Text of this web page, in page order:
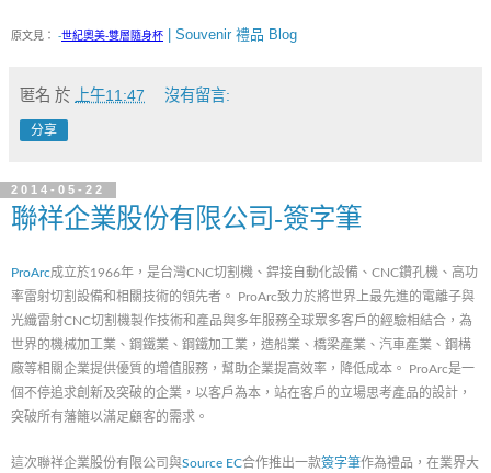
原文見： -世紀奧美-雙層隨身杯 | Souvenir 禮品 Blog
匿名 於 上午11:47 沒有留言:
分享
2014-05-22
聯祥企業股份有限公司-簽字筆
ProArc成立於1966年，是台灣CNC切割機、銲接自動化設備、CNC鑽孔機、高功
率雷射切割設備和相關技術的領先者。 ProArc致力於將世界上最先進的電離子與
光纖雷射CNC切割機製作技術和產品與多年服務全球眾多客戶的經驗相結合，為
世界的機械加工業、鋼鐵業、鋼鐵加工業，造船業、橋梁產業、汽車產業、鋼構
廠等相關企業提供優質的增值服務，幫助企業提高效率，降低成本。 ProArc是一
個不停追求創新及突破的企業，以客戶為本，站在客戶的立場思考產品的設計，
突破所有藩籬以滿足顧客的需求。
這次聯祥企業股份有限公司與Source EC合作推出一款簽字筆作為禮品，在業界大